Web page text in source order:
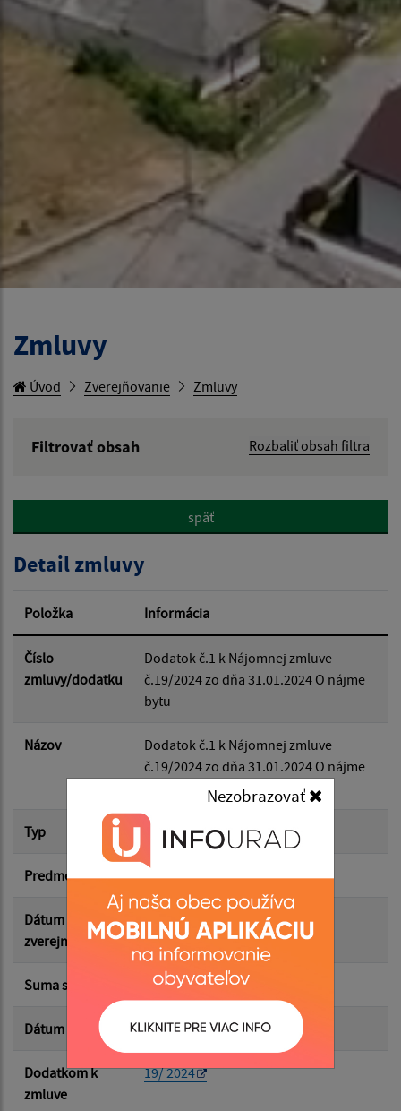
Nezobrazovať
Zmluvy
Úvod Zverejňovanie Zmluvy
Filtrovať obsah
Rozbaliť obsah filtra
Hľadať v:
Dátum od:
Suma od:
Suma do:
späť
Detail zmluvy
Položka Informácia
Číslo
zmluvy/dodatku
Dodatok č.1 k Nájomnej zmluve
č.19/2024 zo dňa 31.01.2024 O nájme
bytu
Názov
Dodatok č.1 k Nájomnej zmluve
č.19/2024 zo dňa 31.01.2024 O nájme
Typ Dodatok k zmluve
Predmet nájom bytu
Dátum
zverejnenia
03.06.2026
Suma s DPH* 95.89 €
Dátum uzavretia 05.03.2026
Dodatkom k
zmluve
19/ 2024